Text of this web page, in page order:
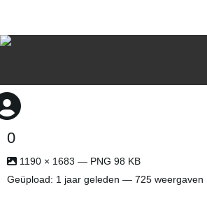
0
1190 × 1683 — PNG 98 KB
Geüpload: 1 jaar geleden — 725 weergaven